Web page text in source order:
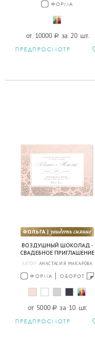
ФОРМА
от 10000 aза 20 шт.
ПРЕДПРОСМОТР
ВОЗДУШНЫЙ ШОКОЛАД -
СВАДЕБНОЕ ПРИГЛАШЕНИЕ
АВТОР: АНАСТАСИЯ МАКАРОВА
ФОРМА ОБОРОТ
от 5000 a за 10 шт.
ПРЕДПРОСМОТР